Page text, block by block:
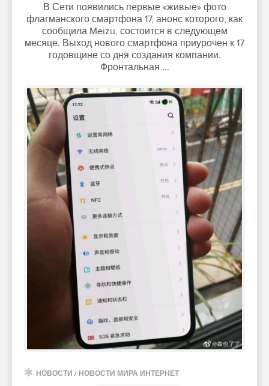
В Сети появились первые «живые» фото
флагманского смартфона 17, анонс которого, как
сообщила Meizu, состоится в следующем
месяце. Выход нового смартфона приурочен к 17
годовщине со дня создания компании.
Фронтальная ...
НОВОСТИ / НОВОСТИ МИРА ИНТЕРНЕТ